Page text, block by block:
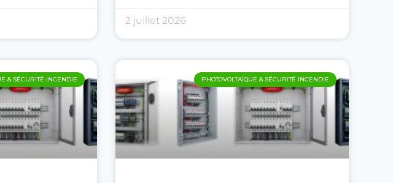
2 juillet 2026
& SÉCURITÉ INCENDIE PHOTOVOLTAÏQUE & SÉCURITÉ INCENDIE